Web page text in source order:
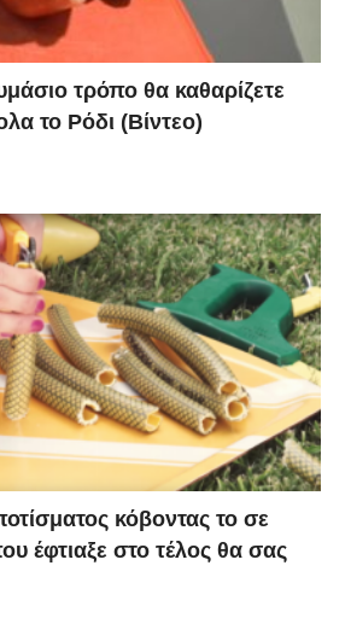
τρόπο θα καθαρίζετε
το Ρόδι (Βίντεο)
κόβοντας το σε
έφτιαξε στο τέλος θα σας